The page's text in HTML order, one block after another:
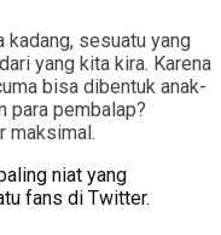
kadang, sesuatu yang
yang kita kira. Karena
bisa dibentuk anak-
para pembalap?
maksimal.
niat yang
fans di Twitter.